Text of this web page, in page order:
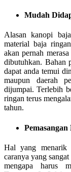
Mudah
Alasan kanopi
material baja
akan pernah
dibutuhkan. Bahan
dapat anda temui
maupun daerah
dijumpai. Terlebih
ringan terus
tahun.
Hal yang menarik
caranya yang
mengapa harus